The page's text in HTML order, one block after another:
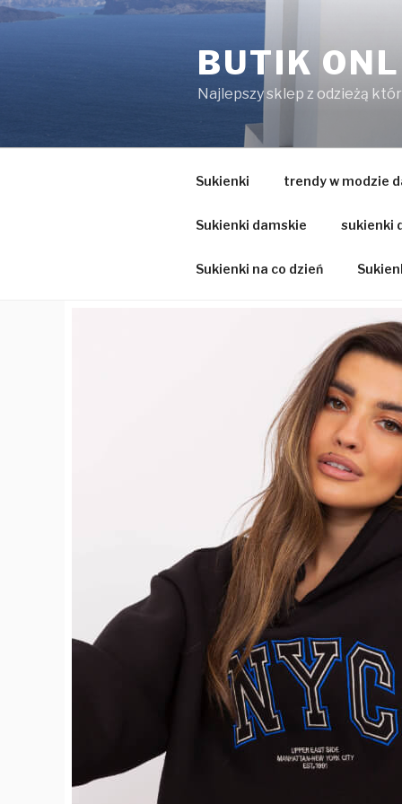
Przejdź
BUTIK
Najlepszy sklep z odzieżą
Sukienki trendy w modzie
Sukienki damskie sukienki
Sukienki na co dzień